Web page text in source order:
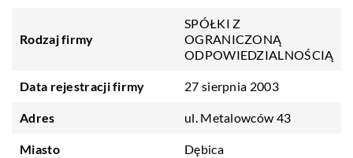
Rodzaj firmy
SPÓŁKI Z
OGRANICZONĄ
ODPOWIEDZIALNOŚCIĄ
Data rejestracji firmy 27 sierpnia 2003
Adres ul. Metalowców 43
Miasto Dębica